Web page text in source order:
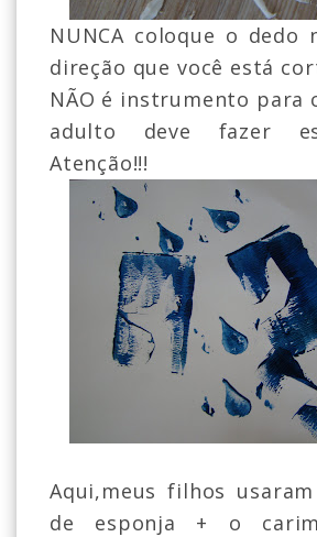
NUNCA coloque o dedo
direção que você está
NÃO é instrumento para
adulto deve fazer
Atenção!!!
Aqui,meus filhos
de esponja + o